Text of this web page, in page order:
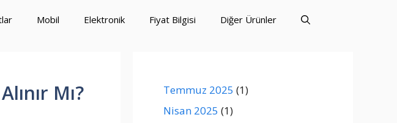
Mobil Elektronik Fiyat Bilgisi Diğer Ürünler
Mı?
Temmuz 2025 (1)
Nisan 2025 (1)